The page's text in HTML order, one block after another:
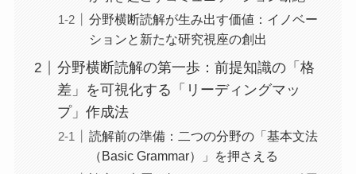
分野横断読解が生み出す価値：イノベー
ションと新たな研究視座の創出
分野横断読解の第一歩：前提知識の「格
差」を可視化する「リーディングマッ
プ」作成法
読解前の準備：二つの分野の「基本文法
（Basic Grammar）」を押さえる